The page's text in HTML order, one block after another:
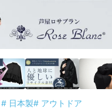
# 日本製# アウトドア